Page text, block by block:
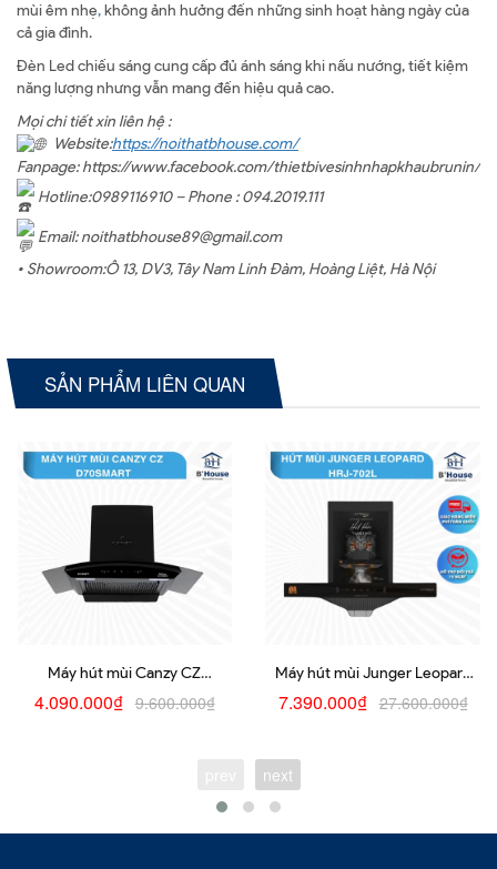
mùi êm nhẹ,không ảnh hưởng đến những sinh hoạt hàng ngày của
cả gia đình.
Đèn Led chiếu sáng cung cấp đủ ánh sáng khi nấu nướng, tiết kiệm
năng lượng nhưng vẫn mang đến hiệu quả cao.
Mọi chi tiết xin liên hệ :
Website:https://noithatbhouse.com/
Fanpage: https://www.facebook.com/thietbivesinhnhapkhaubrunin/
Hotline:0989116910 – Phone : 094.2019.111
Email: noithatbhouse89@gmail.com
• Showroom:Ô 13, DV3, Tây Nam Linh Đàm, Hoàng Liệt, Hà Nội
SẢN PHẨM LIÊN QUAN
Máy hút mùi Canzy CZ
D70SMART
4.090.000₫ 9.600.000₫
Máy hút mùi Junger Leopard
HRJ-702L
7.390.000₫ 27.600.000₫
next